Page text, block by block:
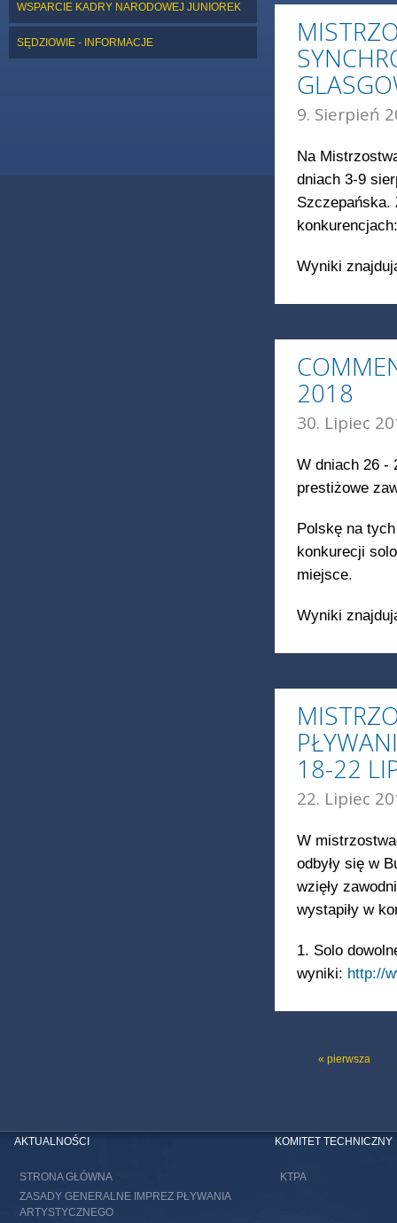
WSPARCIE KADRY NARODOWEJ JUNIOREK
SĘDZIOWIE - INFORMACJE
9. Sierpień
Na
dniach 3-9
Szczepańska.
Wyniki
2018
30. Lipiec
W dniach 26 -
prestiżowe
Polskę na
konkurecji
miejsce.
Wyniki
18-22
22. Lipiec
W
odbyły się w
wzięły
wystapiły w
1. Solo
wyniki: http://
STRONY
« pierwsza
AKTUALNOŚCI
STRONA GŁÓWNA
ZASADY GENERALNE IMPREZ PŁYWANIA
ARTYSTYCZNEGO
KOMITET TECHNICZNY
KTPA